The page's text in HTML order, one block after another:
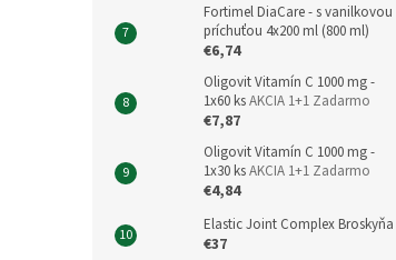
Fortimel DiaCare - s vanilkovou
príchuťou 4x200 ml (800 ml)
€6,74
Oligovit Vitamín C 1000 mg -
1x60 ksAKCIA 1+1 Zadarmo
€7,87
Oligovit Vitamín C 1000 mg -
1x30 ksAKCIA 1+1 Zadarmo
€4,84
Elastic Joint Complex Broskyňa
€37